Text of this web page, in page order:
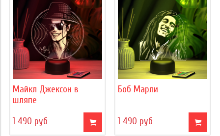
Майкл Джексон в
шляпе
1 490 руб
Боб Марли
1 490 руб